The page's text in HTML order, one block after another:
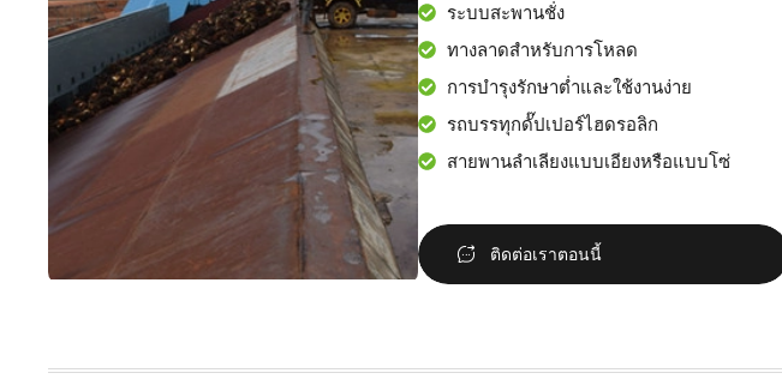
ระบบสะพานชั่ง
ทางลาดสำหรับการโหลด
การบำรุงรักษาต่ำและใช้งานง่าย
รถบรรทุกดั๊ปเปอร์ไฮดรอลิก
สายพานลำเลียงแบบเอียงหรือแบบโซ่
ติดต่อเราตอนนี้